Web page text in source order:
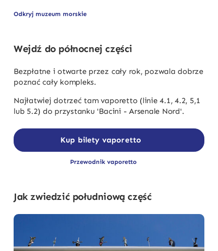
Odkryj muzeum morskie
Wejdź do północnej części
Bezpłatne i otwarte przez cały rok, pozwala dobrze
poznać cały kompleks.
Najłatwiej dotrzeć tam vaporetto (linie 4.1, 4.2, 5,1
lub 5.2) do przystanku 'Bacini - Arsenale Nord'.
Kup bilety vaporetto
Przewodnik vaporetto
Jak zwiedzić południową część